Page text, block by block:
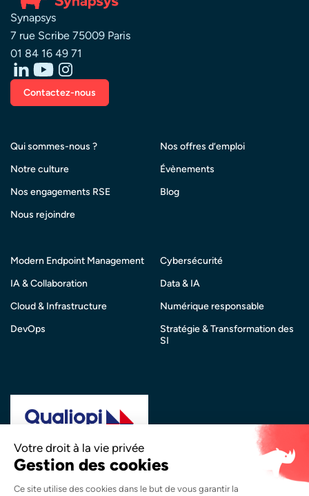
Synapsys
7 rue Scribe 75009 Paris
01 84 16 49 71
Contactez-nous
Qui sommes-nous ?
Notre culture
Nos engagements RSE
Nous rejoindre
Nos offres d’emploi
Évènements
Blog
Modern Endpoint Management
IA & Collaboration
Cloud & Infrastructure
DevOps
Cybersécurité
Data & IA
Numérique responsable
Stratégie & Transformation des
SI
catégorie d’action suivante :Actions de Formation